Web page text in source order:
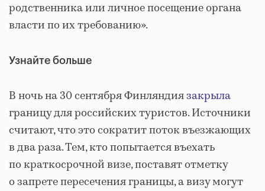
родственника или личное посещение органа
власти по их требованию».
Узнайте больше
В ночь на 30 сентября Финляндиязакрыла
границу для российских туристов. Источники
считают, что это сократит поток въезжающих
в два раза. Тем, кто попытается въехать
по краткосрочной визе, поставят отметку
о запрете пересечения границы, а визу могут